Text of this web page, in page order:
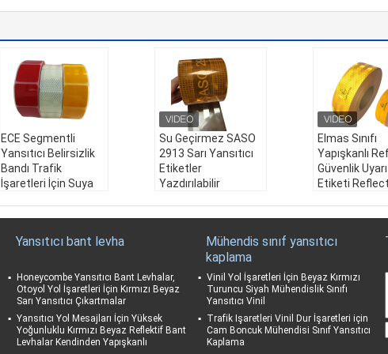
ECE Segmentli
Yansıtıcı Belirsizlik
Bandı Trafik
İşaretleri İçin Suya
rmızı
Kullanım:Kendinde
n yapışkanlı
Uygulama:Kamyonl
ar, Arabalar, Römorkl
Su Geçirmez SASO
2913 Sarı Yansıtıcı
Etiketler
Yazdırılabilir
nç*50m, 4 inç*50m
kullanım:kendinden
yapışkanlı
Uygulama:Kamyonl
ar, Arabalar, Römorkl
ar
Elmas Sınıfı
Yapışkanlı
Güvenlik Uyarı
Etiketi
Araç için
fı Yapışkanlı
ör Güvenlik
ECE104R
tiket B
Yansıtıcı bant levha
Honeycombe Yansıtıcı Bant Levhalar,
Otoyol Yol İşaretleri İçin Kırmızı Beyaz
Sarı Yansıtıcı Çıkartmalar
Yansıtıcı Yol Mesajları İçin Yüksek
Yoğunluklu Kırmızı Beyaz Reflektif Bant
Levhalar Kendinden Yapışkanlı
Mühendis sınıf yansıtıcı
kaplama
Vinil Yol İşaretleri İçin Beyaz Kırmızı
Turuncu Siyah Mühendislik Sınıfı
Yansıtıcı Vinil
Trafik Işaretleri Vinil Dur İşaretleri için
Cam Boncuk Mühendisi Sınıf Yansıtıcı
Kaplama